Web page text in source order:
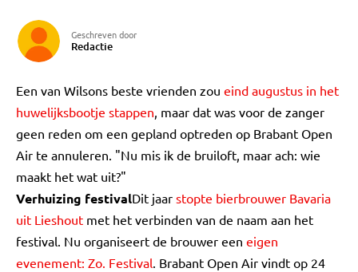
Geschreven door
Redactie
Een van Wilsons beste vrienden zou eind augustus in het
huwelijksbootje stappen, maar dat was voor de zanger
geen reden om een gepland optreden op Brabant Open
Air te annuleren. "Nu mis ik de bruiloft, maar ach: wie
maakt het wat uit?"
Verhuizing festivalDit jaar stopte bierbrouwer Bavaria
uit Lieshout met het verbinden van de naam aan het
festival. Nu organiseert de brouwer een eigen
evenement: Zo. Festival. Brabant Open Air vindt op 24